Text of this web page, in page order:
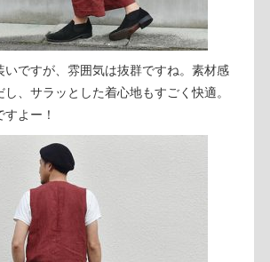
いですが、雰囲気は抜群ですね。素材感
、サラッとした着心地もすごく快適。
よー！